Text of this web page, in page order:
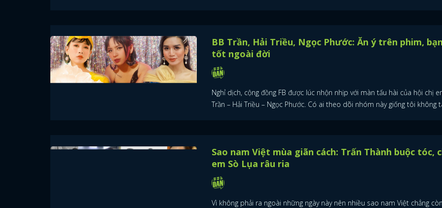
BB Trần, Hải Triều, Ngọc Phước: Ăn ý trên phim, bạn
tốt ngoài đời
Nghỉ dịch, cộng đồng FB được lúc nhộn nhịp với màn tấu hài của hội chị
Trần – Hải Triều – Ngọc Phước. Có ai theo dõi nhóm này giống tôi không
Sao nam Việt mùa giãn cách: Trấn Thành buộc tóc,
em Sò Lụa râu ria
Vì không phải ra ngoài những ngày này nên nhiều sao nam Việt chẳng còn